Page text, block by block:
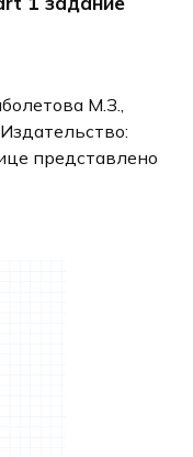
М.З.,
представлено